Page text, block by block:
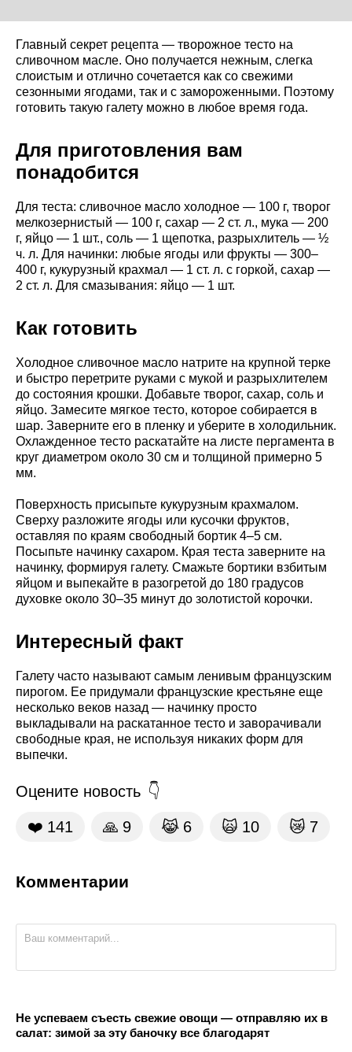
Главный секрет рецепта — творожное тесто на
сливочном масле. Оно получается нежным, слегка
слоистым и отлично сочетается как со свежими
сезонными ягодами, так и с замороженными. Поэтому
готовить такую галету можно в любое время года.
Для приготовления вам
понадобится
Для теста: сливочное масло холодное — 100 г, творог
мелкозернистый — 100 г, сахар — 2 ст. л., мука — 200
г, яйцо — 1 шт., соль — 1 щепотка, разрыхлитель — ½
ч. л. Для начинки: любые ягоды или фрукты — 300–
400 г, кукурузный крахмал — 1 ст. л. с горкой, сахар —
2 ст. л. Для смазывания: яйцо — 1 шт.
Как готовить
Холодное сливочное масло натрите на крупной терке
и быстро перетрите руками с мукой и разрыхлителем
до состояния крошки. Добавьте творог, сахар, соль и
яйцо. Замесите мягкое тесто, которое собирается в
шар. Заверните его в пленку и уберите в холодильник.
Охлажденное тесто раскатайте на листе пергамента в
круг диаметром около 30 см и толщиной примерно 5
мм.
Поверхность присыпьте кукурузным крахмалом.
Сверху разложите ягоды или кусочки фруктов,
оставляя по краям свободный бортик 4–5 см.
Посыпьте начинку сахаром. Края теста заверните на
начинку, формируя галету. Смажьте бортики взбитым
яйцом и выпекайте в разогретой до 180 градусов
духовке около 30–35 минут до золотистой корочки.
Интересный факт
Галету часто называют самым ленивым французским
пирогом. Ее придумали французские крестьяне еще
несколько веков назад — начинку просто
выкладывали на раскатанное тесто и заворачивали
свободные края, не используя никаких форм для
выпечки.
Оцените новость
❤️ 141 🙏 9 😹 6 🙀 10 😿 7
Комментарии
Не успеваем съесть свежие овощи — отправляю их в
салат: зимой за эту баночку все благодарят